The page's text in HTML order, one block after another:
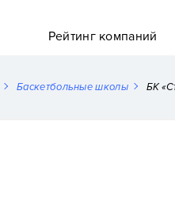
Рейтинг компаний
Баскетбольные школы БК